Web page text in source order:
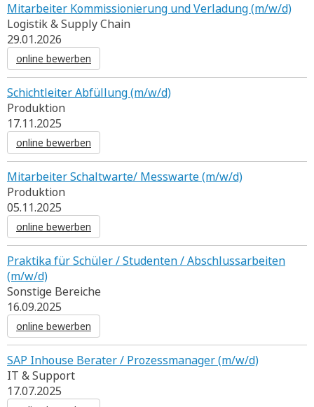
Mitarbeiter Kommissionierung und Verladung (m/w/d)
Logistik & Supply Chain
29.01.2026
online bewerben
Schichtleiter Abfüllung (m/w/d)
Produktion
17.11.2025
online bewerben
Mitarbeiter Schaltwarte/ Messwarte (m/w/d)
Produktion
05.11.2025
online bewerben
Praktika für Schüler / Studenten / Abschlussarbeiten
(m/w/d)
Sonstige Bereiche
16.09.2025
online bewerben
SAP Inhouse Berater / Prozessmanager (m/w/d)
IT & Support
17.07.2025